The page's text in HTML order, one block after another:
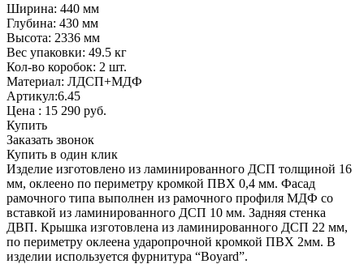
Ширина: 440 мм
Глубина: 430 мм
Высота: 2336 мм
Вес упаковки: 49.5 кг
Кол-во коробок: 2 шт.
Материал: ЛДСП+МДФ
Артикул:6.45
Цена : 15 290 руб.
Купить
Заказать звонок
Купить в один клик
Изделие изготовлено из ламинированного ДСП толщиной 16
мм, оклеено по периметру кромкой ПВХ 0,4 мм. Фасад
рамочного типа выполнен из рамочного профиля МДФ со
вставкой из ламинированного ДСП 10 мм. Задняя стенка
ДВП. Крышка изготовлена из ламинированного ДСП 22 мм,
по периметру оклеена ударопрочной кромкой ПВХ 2мм. В
изделии используется фурнитура “Boyard”.